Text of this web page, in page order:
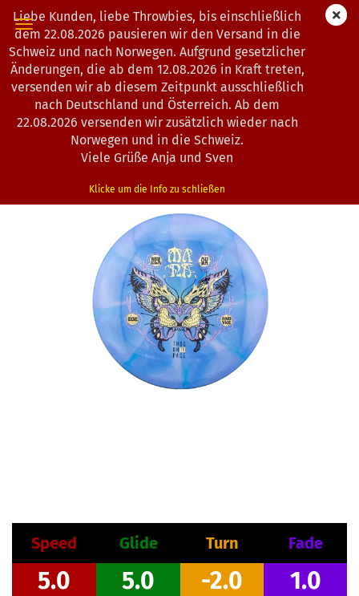
Liebe Kunden, liebe Throwbies, bis einschließlich
dem 22.08.2026 pausieren wir den Versand in die
Schweiz und nach Norwegen. Aufgrund gesetzlicher
Änderungen, die ab dem 12.08.2026 in Kraft treten,
versenden wir ab diesem Zeitpunkt ausschließlich
nach Deutschland und Österreich. Ab dem
22.08.2026 versenden wir zusätzlich wieder nach
Norwegen und in die Schweiz.
Viele Grüße Anja und Sven
Klicke um die Info zu schließen
« Erster « zurück weiter »
Letzter »
Artikel in dieser Kategorie
Thought Space Athletics | Mana | Nebula Aura | Zoe
Andyke Signature Series
4503050)
Speed Glide Turn Fade
5.0 5.0 -2.0 1.0